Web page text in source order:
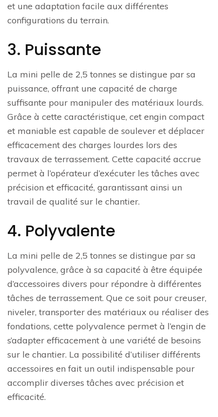
et une adaptation facile aux différentes
configurations du terrain.
3. Puissante
La mini pelle de 2,5 tonnes se distingue par sa
puissance, offrant une capacité de charge
suffisante pour manipuler des matériaux lourds.
Grâce à cette caractéristique, cet engin compact
et maniable est capable de soulever et déplacer
efficacement des charges lourdes lors des
travaux de terrassement. Cette capacité accrue
permet à l’opérateur d’exécuter les tâches avec
précision et efficacité, garantissant ainsi un
travail de qualité sur le chantier.
4. Polyvalente
La mini pelle de 2,5 tonnes se distingue par sa
polyvalence, grâce à sa capacité à être équipée
d’accessoires divers pour répondre à différentes
tâches de terrassement. Que ce soit pour creuser,
niveler, transporter des matériaux ou réaliser des
fondations, cette polyvalence permet à l’engin de
s’adapter efficacement à une variété de besoins
sur le chantier. La possibilité d’utiliser différents
accessoires en fait un outil indispensable pour
accomplir diverses tâches avec précision et
efficacité.